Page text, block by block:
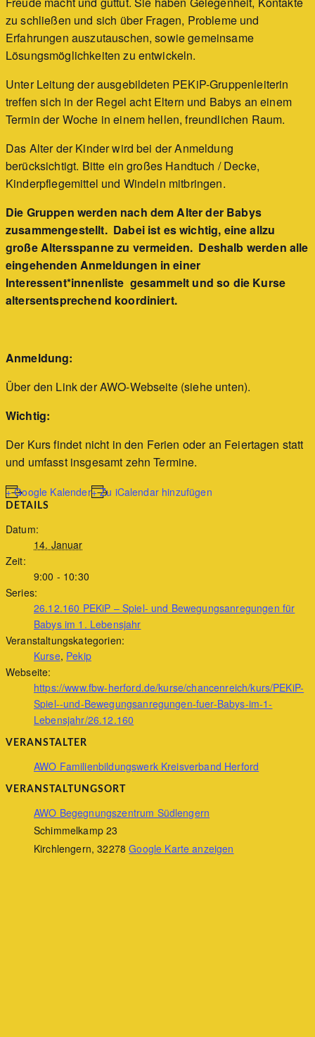
zu schließen und sich über Fragen, Probleme und
Erfahrungen auszutauschen, sowie gemeinsame
Lösungsmöglichkeiten zu entwickeln.
Unter Leitung der ausgebildeten PEKiP-Gruppenleiterin
treffen sich in der Regel acht Eltern und Babys an einem
Termin der Woche in einem hellen, freundlichen Raum.
Das Alter der Kinder wird bei der Anmeldung
berücksichtigt. Bitte ein großes Handtuch / Decke,
Kinderpflegemittel und Windeln mitbringen.
Die Gruppen werden nach dem Alter der Babys
zusammengestellt. Dabei ist es wichtig, eine allzu
große Altersspanne zu vermeiden. Deshalb werden alle
eingehenden Anmeldungen in einer
Interessent*innenliste gesammelt und so die Kurse
altersentsprechend koordiniert.
Anmeldung:
Über den Link der AWO-Webseite (siehe unten).
Wichtig:
Der Kurs findet nicht in den Ferien oder an Feiertagen statt
und umfasst insgesamt zehn Termine.
+ Google Kalender+ Zu iCalendar hinzufügen
DETAILS
Datum:
14. Januar
Zeit:
9:00 - 10:30
Series:
26.12.160 PEKiP – Spiel- und Bewegungsanregungen für
Babys im 1. Lebensjahr
Veranstaltungskategorien:
Kurse, Pekip
Webseite:
https://www.fbw-herford.de/kurse/chancenreich/kurs/PEKiP-
Spiel--und-Bewegungsanregungen-fuer-Babys-im-1-
Lebensjahr/26.12.160
VERANSTALTER
AWO Familienbildungswerk Kreisverband Herford
VERANSTALTUNGSORT
AWO Begegnungszentrum Südlengern
Schimmelkamp 23
Kirchlengern, 32278 Google Karte anzeigen